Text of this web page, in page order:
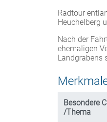
Radtour
Heuchelberg
Nach der
ehemaligen
Landgrabens
Besondere
/Thema